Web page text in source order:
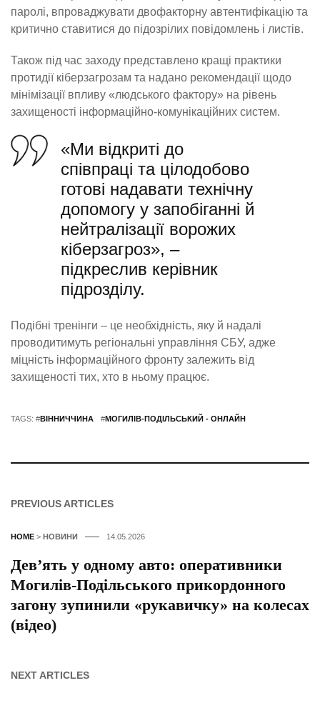
паролі, впроваджувати двофакторну автентифікацію та
критично ставитися до підозрілих повідомлень і листів.
Також під час заходу представлено кращі практики
протидії кіберзагрозам та надано рекомендації щодо
мінімізації впливу «людського фактору» на рівень
захищеності інформаційно-комунікаційних систем.
«Ми відкриті до
співпраці та цілодобово
готові надавати технічну
допомогу у запобіганні й
нейтралізації ворожих
кіберзагроз», –
підкреслив керівник
підрозділу.
Подібні тренінги – це необхідність, яку й надалі
проводитимуть регіональні управління СБУ, адже
міцність інформаційного фронту залежить від
захищеності тих, хто в ньому працює.
TAGS: #ВІННИЧЧИНА #МОГИЛІВ-ПОДІЛЬСЬКИЙ - ОНЛАЙН
PREVIOUS ARTICLES
HOME > НОВИНИ 14.05.2026
Дев’ять у одному авто: оперативники
Могилів-Подільського прикордонного
загону зупинили «рукавичку» на колесах
(відео)
NEXT ARTICLES